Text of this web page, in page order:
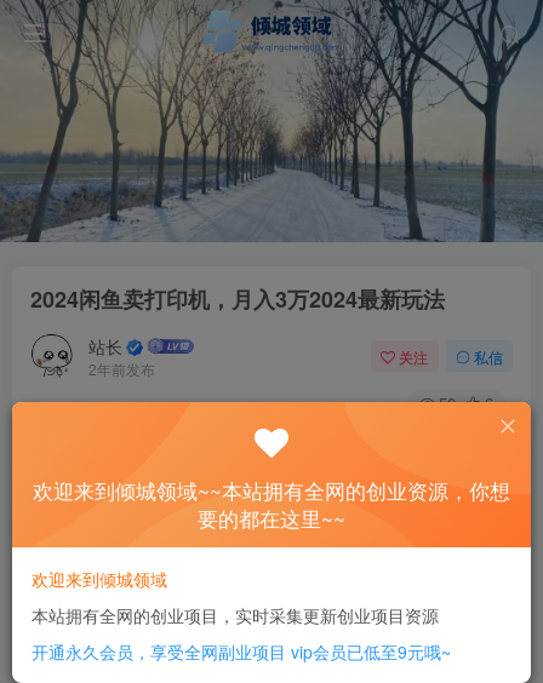
2024闲鱼卖打印机，月入3万2024最新玩法
站长
2年前发布
关注 私信
50 6
此内容为付费资源，请付费后查看
18
立即购买
欢迎来到倾城领域~~本站拥有全网的创业资源，你想
要的都在这里~~
欢迎来到倾城领域
本站拥有全网的创业项目，实时采集更新创业项目资源
开通永久会员，享受全网副业项目 vip会员已低至9元哦~